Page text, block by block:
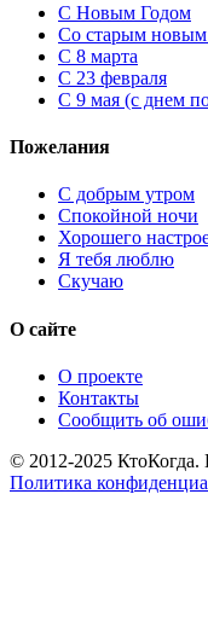
C Новым Годом
Cо старым
С 8 марта
С 23 февраля
С 9 мая (с днем
Пожелания
С добрым утром
Спокойной ночи
Хорошего
Я тебя люблю
Скучаю
О сайте
О проекте
Контакты
Сообщить об
© 2012-2025
Политика